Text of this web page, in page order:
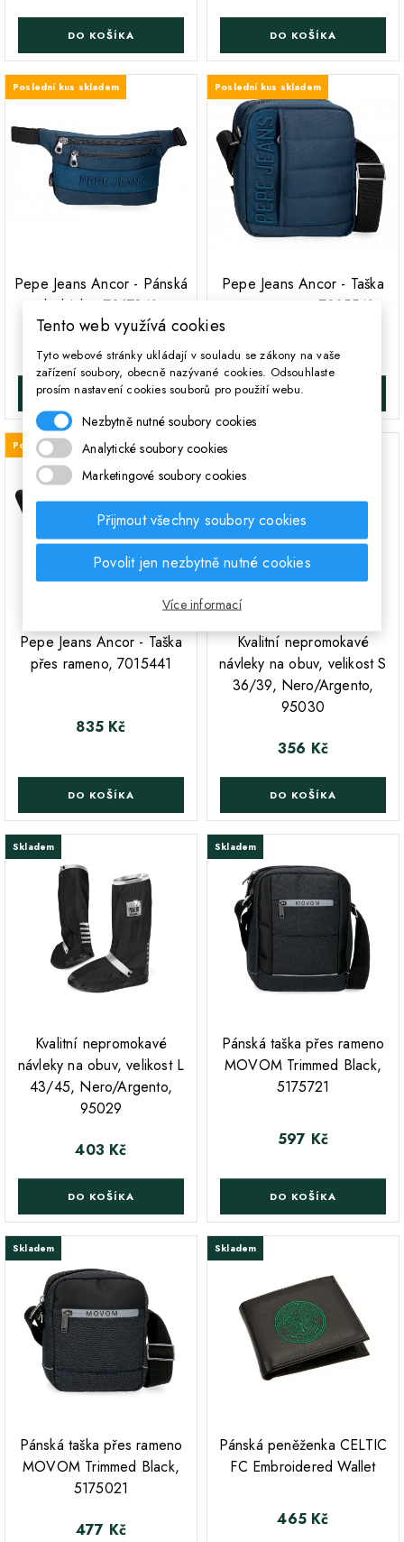
DO KOŠÍKA DO KOŠÍKA
Poslední kus skladem
Pepe Jeans Ancor - Pánská
ledvinka, 7017341
Cena
597 Kč
DO KOŠÍKA
Poslední kus skladem
Pepe Jeans Ancor - Taška
přes rameno, 7015541
DO KOŠÍKA
Poslední kus skladem
Pepe Jeans Ancor - Taška
přes rameno, 7015441
Cena
835 Kč
DO KOŠÍKA
;
Skladem
Kvalitní nepromokavé
návleky na obuv, velikost S
36/39, Nero/Argento,
95030
Cena
356 Kč
DO KOŠÍKA
Skladem
Kvalitní nepromokavé
návleky na obuv, velikost L
43/45, Nero/Argento,
95029
Cena
403 Kč
DO KOŠÍKA
Skladem
Pánská taška přes rameno
MOVOM Trimmed Black,
5175721
Cena
597 Kč
DO KOŠÍKA
Skladem
Pánská taška přes rameno
MOVOM Trimmed Black,
5175021
Cena
477 Kč
Skladem
Pánská peněženka CELTIC
FC Embroidered Wallet
Cena
465 Kč
Tento web využívá cookies
Tyto webové stránky ukládají v souladu se zákony na vaše
zařízení soubory, obecně nazývané cookies. Odsouhlaste
prosím nastavení cookies souborů pro použití webu.
Nezbytně nutné soubory cookies
Analytické soubory cookies
Marketingové soubory cookies
Přijmout všechny soubory cookies
Povolit jen nezbytně nutné cookies
Více informací